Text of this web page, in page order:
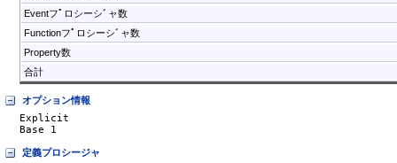
Eventフﾟロシーシﾞャ数
Functionフﾟロシーシﾞャ数
Property数
合計
オプション情報
Explicit
Base 1
定義プロシージャ